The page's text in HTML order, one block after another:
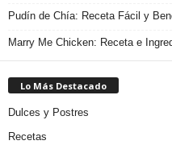
Pudín de Chía: Receta Fácil y
Marry Me Chicken: Receta e
Lo Más Destacado
Dulces y Postres
Recetas